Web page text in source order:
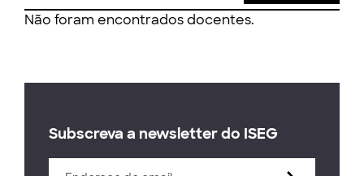
Não foram encontrados docentes.
Subscreva a newsletter do ISEG